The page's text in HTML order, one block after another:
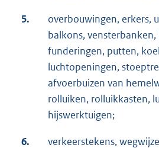
5.
overbouwingen, erkers,
balkons,
funderingen, putten,
luchtopeningen,
afvoerbuizen van
rolluiken, rolluikkasten,
hijswerktuigen;
6.
verkeerstekens,